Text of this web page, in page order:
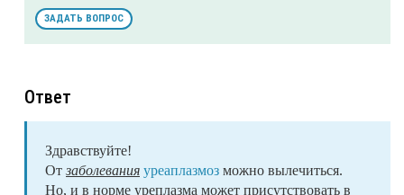
ЗАДАТЬ ВОПРОС
Ответ
Здравствуйте!
От заболевания уреаплазмоз можно вылечиться.
Но, и в норме уреплазма может присутствовать в